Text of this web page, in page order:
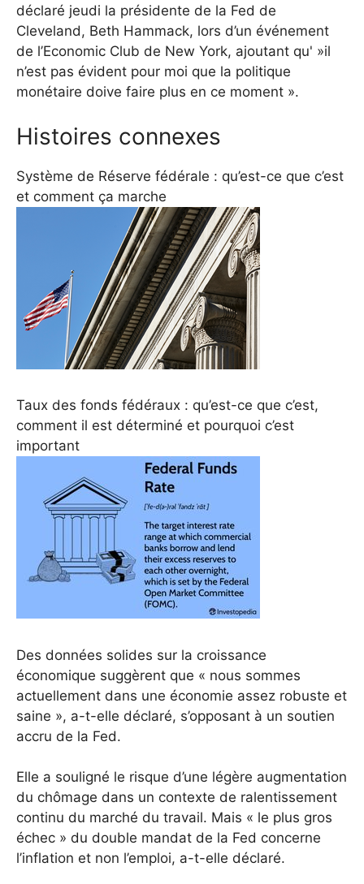
déclaré jeudi la présidente de la Fed de
Cleveland, Beth Hammack, lors d’un événement
de l’Economic Club de New York, ajoutant qu' »il
n’est pas évident pour moi que la politique
monétaire doive faire plus en ce moment ».
Histoires connexes
Système de Réserve fédérale : qu’est-ce que c’est
et comment ça marche
Taux des fonds fédéraux : qu’est-ce que c’est,
comment il est déterminé et pourquoi c’est
important
Des données solides sur la croissance
économique suggèrent que « nous sommes
actuellement dans une économie assez robuste et
saine », a-t-elle déclaré, s’opposant à un soutien
accru de la Fed.
Elle a souligné le risque d’une légère augmentation
du chômage dans un contexte de ralentissement
continu du marché du travail. Mais « le plus gros
échec » du double mandat de la Fed concerne
l’inflation et non l’emploi, a-t-elle déclaré.